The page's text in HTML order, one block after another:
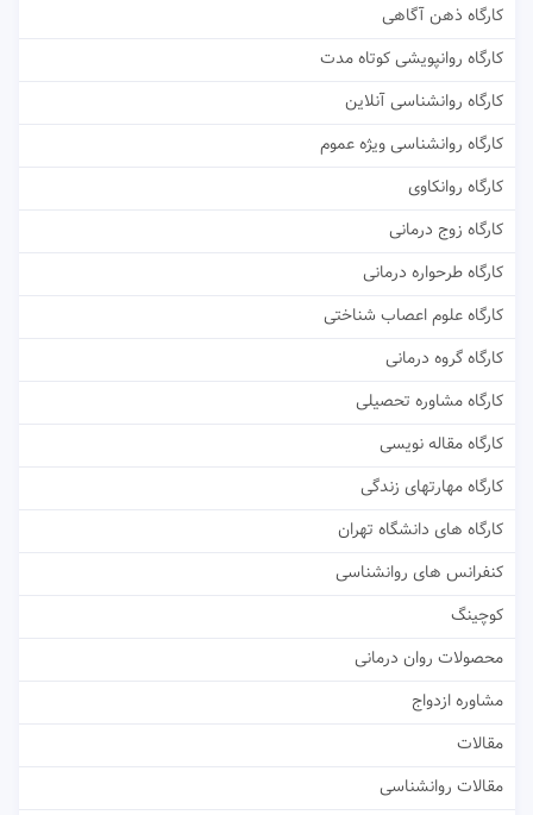
کارگاه ذهن آگاهی
کارگاه روانپویشی کوتاه مدت
کارگاه روانشناسی آنلاین
کارگاه روانشناسی ویژه عموم
کارگاه روانکاوی
کارگاه زوج درمانی
کارگاه طرحواره درمانی
کارگاه علوم اعصاب شناختی
کارگاه گروه درمانی
کارگاه مشاوره تحصیلی
کارگاه مقاله نویسی
کارگاه مهارتهای زندگی
کارگاه های دانشگاه تهران
کنفرانس های روانشناسی
کوچینگ
محصولات روان درمانی
مشاوره ازدواج
مقالات
مقالات روانشناسی